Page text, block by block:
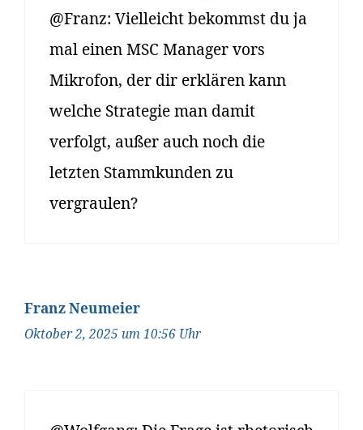
@Franz: Vielleicht bekommst du ja
mal einen MSC Manager vors
Mikrofon, der dir erklären kann
welche Strategie man damit
verfolgt, außer auch noch die
letzten Stammkunden zu
vergraulen?
Franz Neumeier
Oktober 2, 2025 um 10:56 Uhr